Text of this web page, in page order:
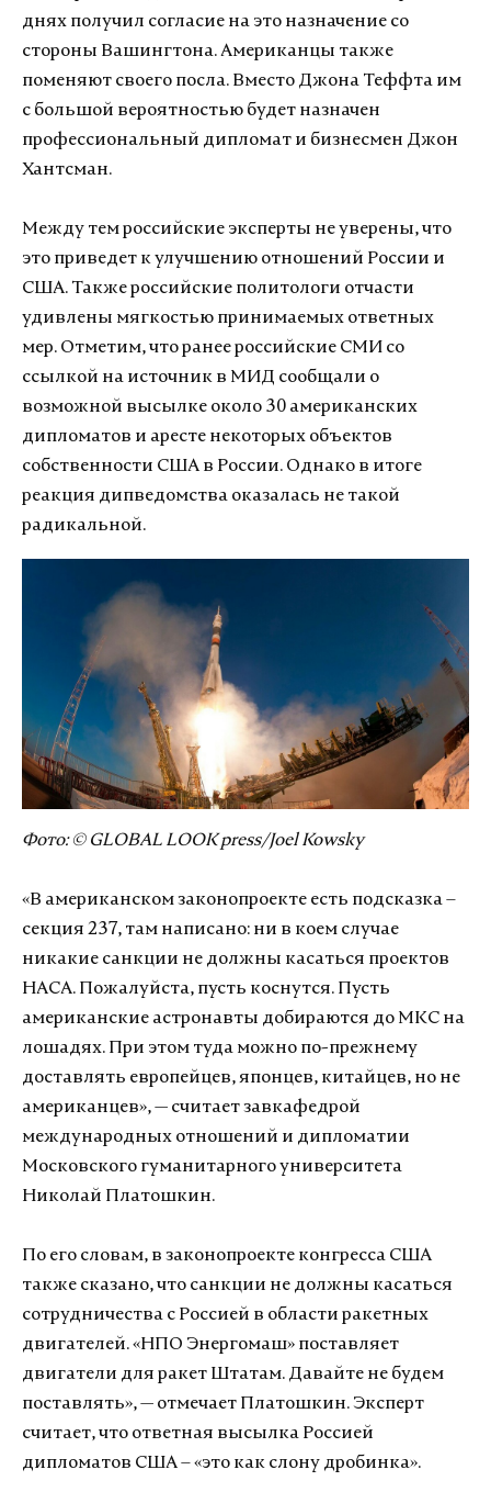
днях получил согласие на это назначение со
стороны Вашингтона. Американцы также
поменяют своего посла. Вместо Джона Теффта им
с большой вероятностью будет назначен
профессиональный дипломат и бизнесмен Джон
Хантсман.
Между тем российские эксперты не уверены, что
это приведет к улучшению отношений России и
США. Также российские политологи отчасти
удивлены мягкостью принимаемых ответных
мер. Отметим, что ранее российские СМИ со
ссылкой на источник в МИД сообщали о
возможной высылке около 30 американских
дипломатов и аресте некоторых объектов
собственности США в России. Однако в итоге
реакция дипведомства оказалась не такой
радикальной.
Фото: © GLOBAL LOOK press/Joel Kowsky
«В американском законопроекте есть подсказка –
секция 237, там написано: ни в коем случае
никакие санкции не должны касаться проектов
НАСА. Пожалуйста, пусть коснутся. Пусть
американские астронавты добираются до МКС на
лошадях. При этом туда можно по-прежнему
доставлять европейцев, японцев, китайцев, но не
американцев», — считает завкафедрой
международных отношений и дипломатии
Московского гуманитарного университета
Николай Платошкин.
По его словам, в законопроекте конгресса США
также сказано, что санкции не должны касаться
сотрудничества с Россией в области ракетных
двигателей. «НПО Энергомаш» поставляет
двигатели для ракет Штатам. Давайте не будем
поставлять», — отмечает Платошкин. Эксперт
считает, что ответная высылка Россией
дипломатов США – «это как слону дробинка».